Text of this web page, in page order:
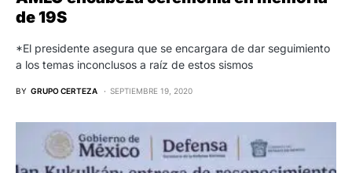
de 19S
*El presidente asegura que se encargara de dar seguimiento
a los temas inconclusos a raíz de estos sismos
BY GRUPO CERTEZA SEPTIEMBRE 19, 2020